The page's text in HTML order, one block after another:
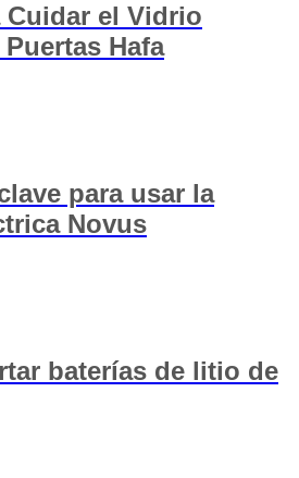
Cuidar el Vidrio
Hafa
para usar la
Novus
baterías de litio de